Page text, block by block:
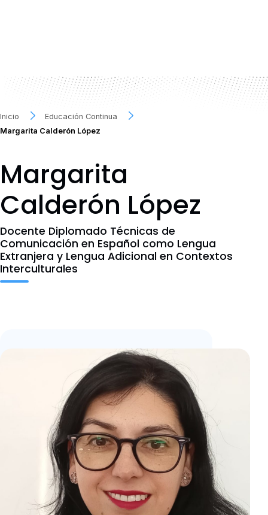
Inicio
Educación Continua
Margarita Calderón López
Margarita
Calderón López
Docente Diplomado Técnicas de
Comunicación en Español como Lengua
Extranjera y Lengua Adicional en Contextos
Interculturales